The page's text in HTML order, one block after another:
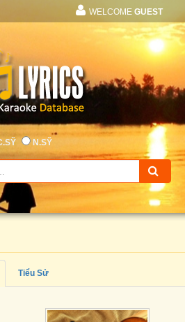
WELCOME GUEST
N.SỸ
Tiểu Sử